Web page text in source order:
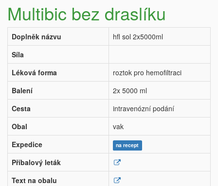
Multibic bez draslíku
Doplněk názvu
hfl sol 2x5000ml
Síla
Léková forma
roztok pro hemofiltraci
Balení
2x 5000 ml
Cesta
intravenózní podání
Obal
vak
Expedice
na recept
Příbalový leták
Text na obalu